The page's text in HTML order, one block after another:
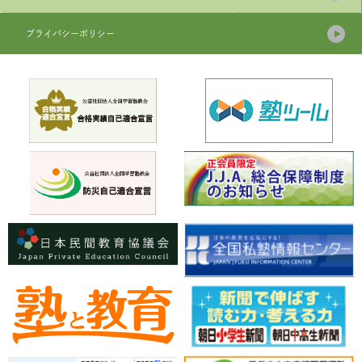
プライバシーポリシー